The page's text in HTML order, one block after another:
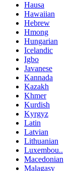
Hausa
Hawaiian
Hebrew
Hmong
Hungarian
Icelandic
Igbo
Javanese
Kannada
Kazakh
Khmer
Kurdish
Kyrgyz
Latin
Latvian
Lithuanian
Luxembou..
Macedonian
Malagasy